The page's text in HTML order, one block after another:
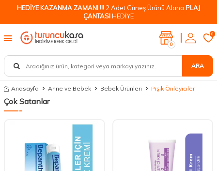
HEDİYE KAZANMA ZAMANI !!! 2 Adet Güneş Ürünü Alana PLAJ
ÇANTASIHEDİYE
ARA
0
0
Anasayfa Anne ve Bebek Bebek Ürünleri Pişik Önleyiciler
Çok Satanlar